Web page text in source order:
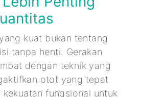
kuat bukan tentang
tanpa henti. Gerakan
dengan teknik yang
otot yang tepat
kekuatan fungsional untuk